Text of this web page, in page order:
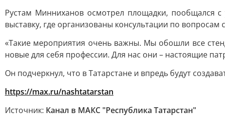
Рустам Минниханов осмотрел площадки, пообщался с
выставку, где организованы консультации по
«Такие мероприятия очень важны. Мы обошли все
новые для себя профессии. Для нас они – настоящие
Он подчеркнул, что в Татарстане и впредь будут
https://max.ru/nashtatarstan
Источник: Канал в МАКС "Республика Татарстан"